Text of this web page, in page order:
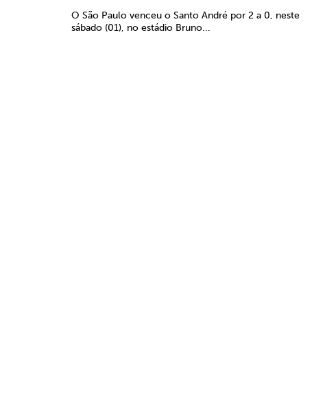
O São Paulo venceu o Santo André por 2 a 0, neste
sábado (01), no estádio Bruno...